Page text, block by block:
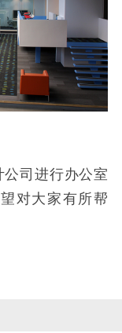
司进行办公室
对大家有所帮